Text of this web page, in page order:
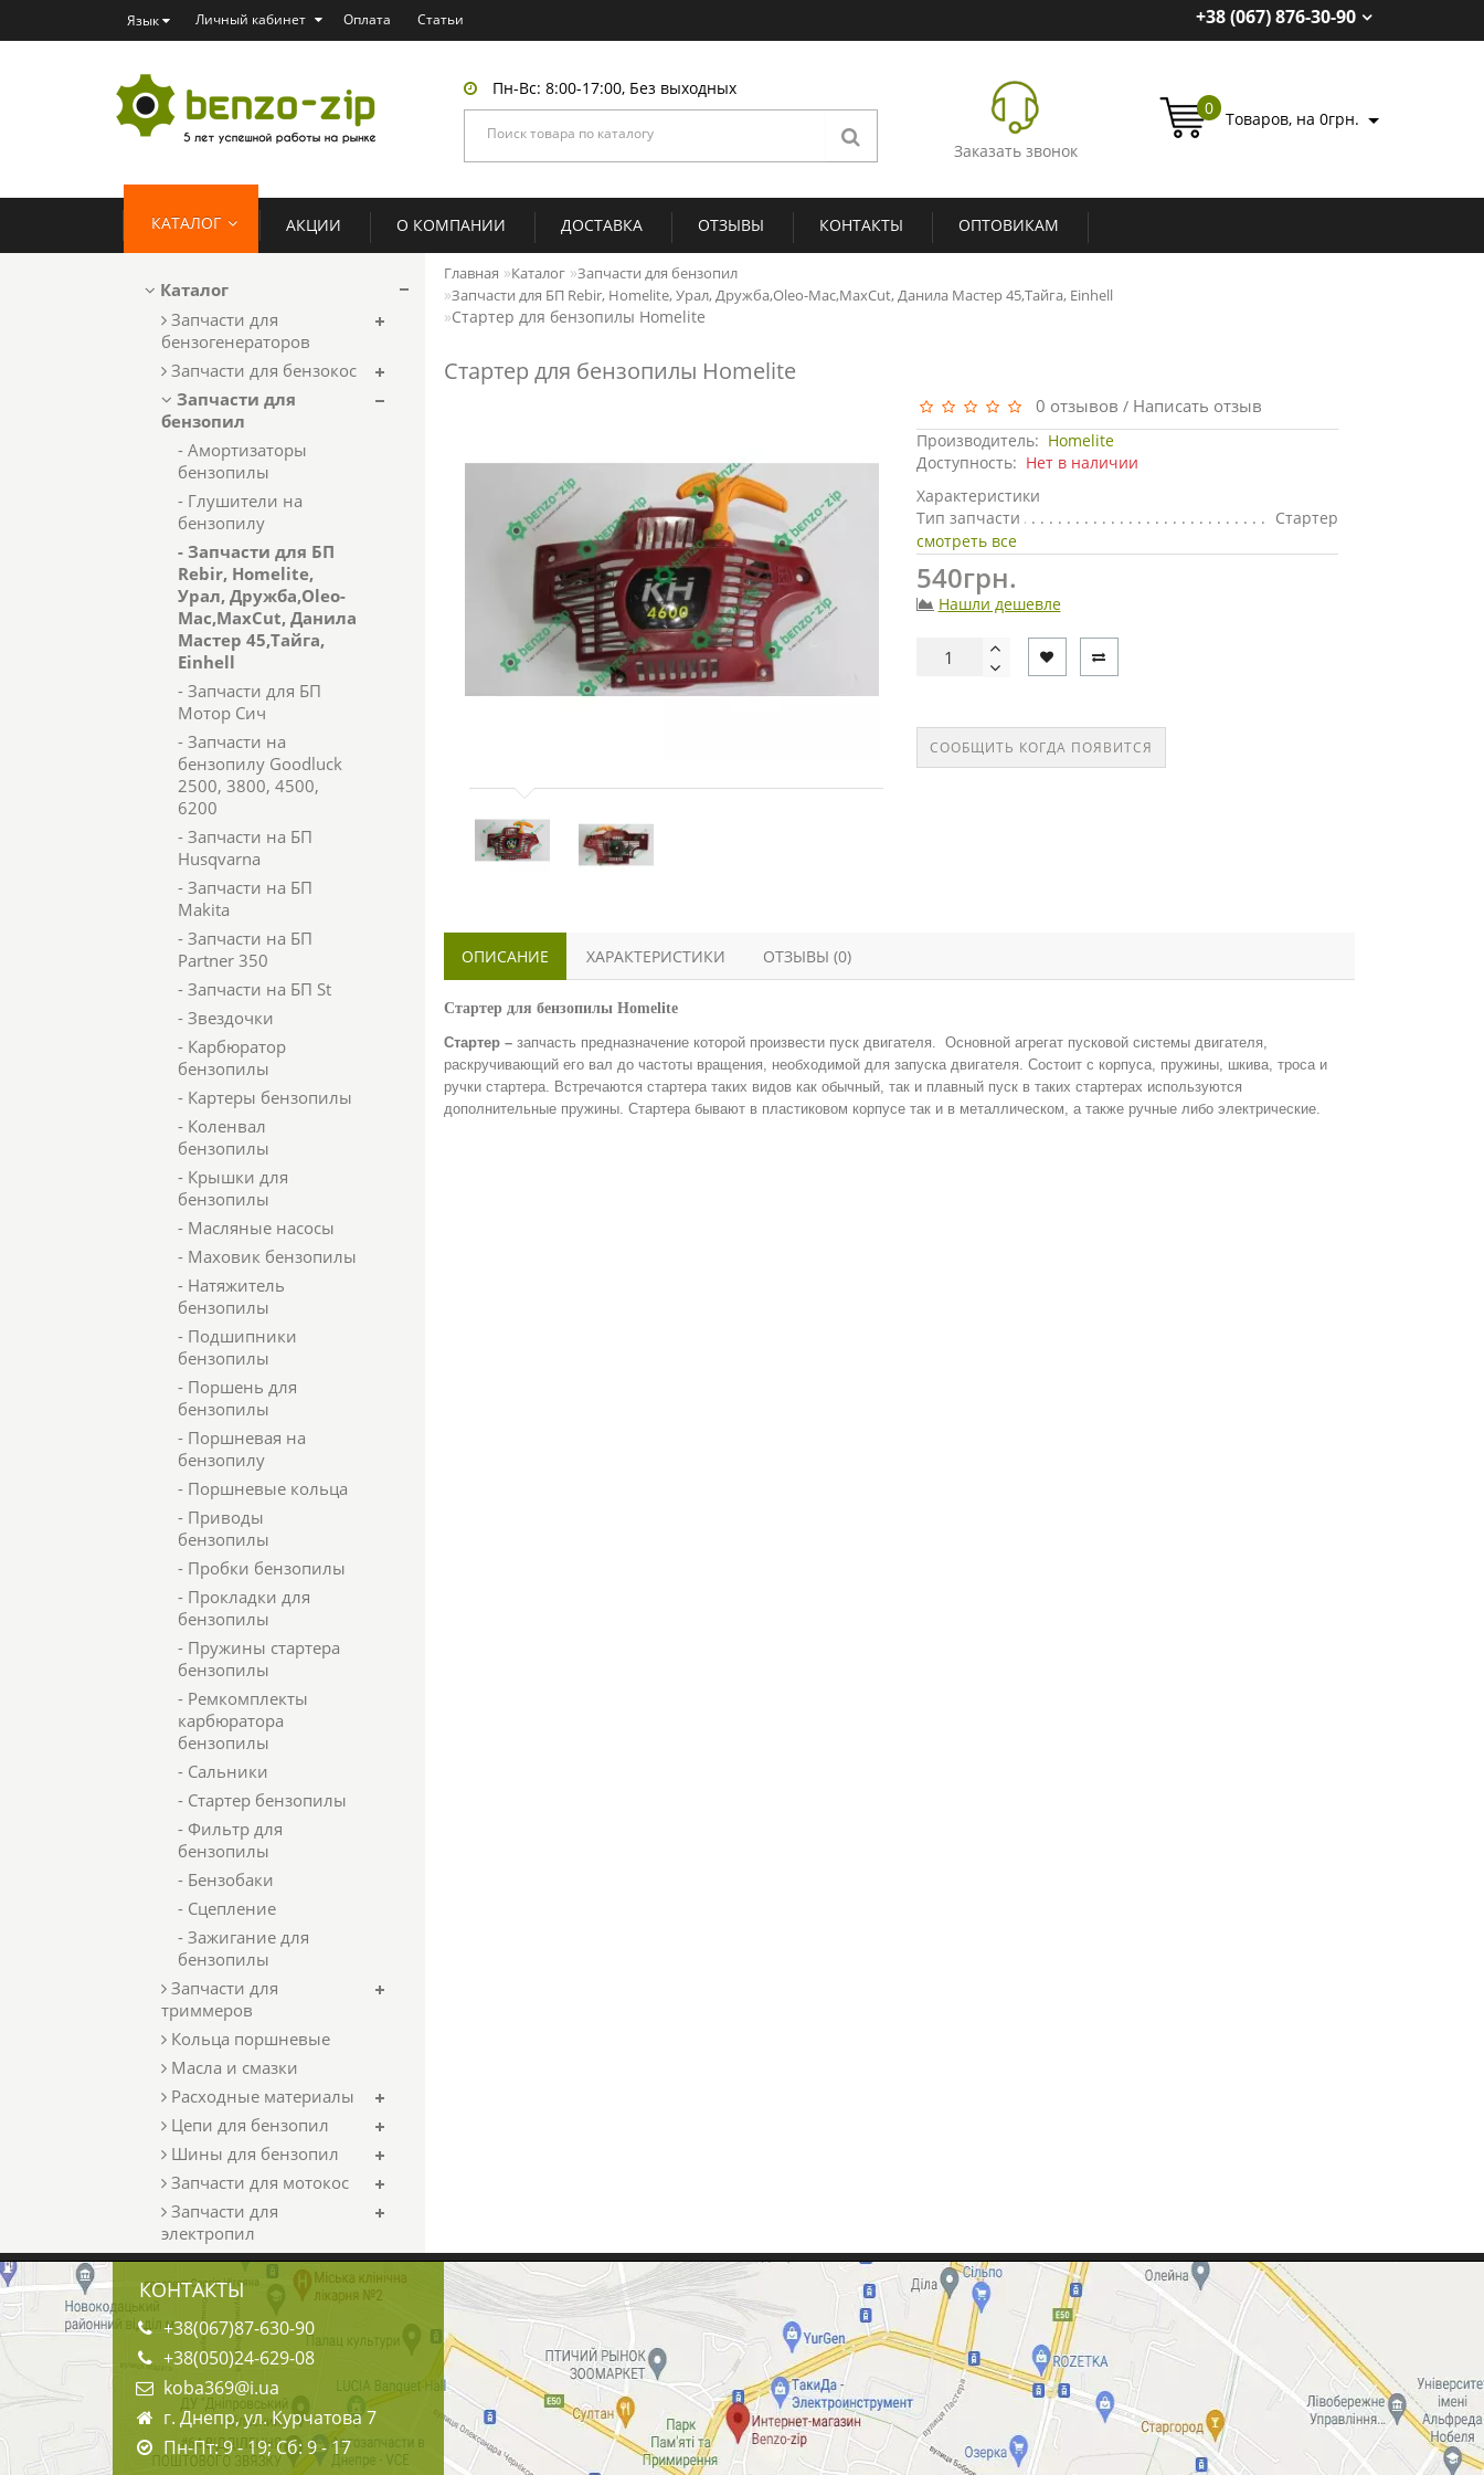
Язык Личный кабинет Оплата Статьи +38 (067) 876-30-90
Пн-Вс: 8:00-17:00, Без выходных
Заказать звонок
0
Товаров, на 0грн.
КАТАЛОГ АКЦИИ О КОМПАНИИ ДОСТАВКА ОТЗЫВЫ КОНТАКТЫ ОПТОВИКАМ
Каталог
Запчасти для
бензогенераторов
Запчасти для бензокос
Запчасти для
бензопил
- Амортизаторы
бензопилы
- Глушители на
бензопилу
- Запчасти для БП
Rebir, Homelite,
Урал, Дружба,Oleo-
Mac,MaxCut, Данила
Мастер 45,Тайга,
Einhell
- Запчасти для БП
Мотор Сич
- Запчасти на
бензопилу Goodluck
2500, 3800, 4500,
6200
- Запчасти на БП
Husqvarna
- Запчасти на БП
Makita
- Запчасти на БП
Partner 350
- Запчасти на БП St
- Звездочки
- Карбюратор
бензопилы
- Картеры бензопилы
- Коленвал
бензопилы
- Крышки для
бензопилы
- Масляные насосы
- Маховик бензопилы
- Натяжитель
бензопилы
- Подшипники
бензопилы
- Поршень для
бензопилы
- Поршневая на
бензопилу
- Поршневые кольца
- Приводы
бензопилы
- Пробки бензопилы
- Прокладки для
бензопилы
- Пружины стартера
бензопилы
- Ремкомплекты
карбюратора
бензопилы
- Сальники
- Стартер бензопилы
- Фильтр для
бензопилы
- Бензобаки
- Сцепление
- Зажигание для
бензопилы
Запчасти для
триммеров
Кольца поршневые
Масла и смазки
Расходные материалы
Цепи для бензопил
Шины для бензопил
Запчасти для мотокос
Запчасти для
электропил
Главная Каталог
Запчасти для бензопил
Запчасти для БП Rebir, Homelite, Урал, Дружба,Oleo-Mac,MaxCut, Данила Мастер 45,Тайга, Einhell
Стартер для бензопилы Homelite
Стартер для бензопилы Homelite
0 отзывов / Написать отзыв
Производитель: Homelite
Доступность: Нет в наличии
Характеристики
Тип запчасти
Стартер
смотреть все
540грн.
Нашли дешевле
СООБЩИТЬ КОГДА ПОЯВИТСЯ
ОПИСАНИЕ ХАРАКТЕРИСТИКИ ОТЗЫВЫ (0)
Стартер для бензопилы Homelite
Стартер – запчасть предназначение которой произвести пуск двигателя. Основной агрегат пусковой системы двигателя,
раскручивающий его вал до частоты вращения, необходимой для запуска двигателя. Состоит с корпуса, пружины, шкива, троса и
ручки стартера. Встречаются стартера таких видов как обычный, так и плавный пуск в таких стартерах используются
дополнительные пружины. Стартера бывают в пластиковом корпусе так и в металлическом, а также ручные либо электрические.
КОНТАКТЫ
+38(067)87-630-90
+38(050)24-629-08
koba369@i.ua
г. Днепр, ул. Курчатова 7
Пн-Пт: 9 - 19; Сб: 9 - 17